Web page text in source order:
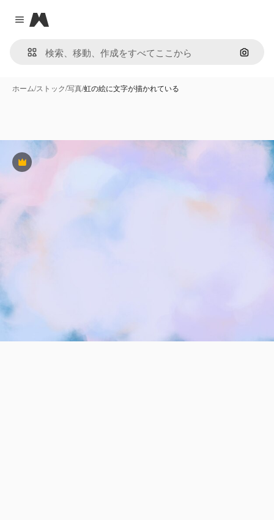
Close menu
Magnific
画像で
ホーム/ストック/写真/虹の絵に文字が描かれている
Premium